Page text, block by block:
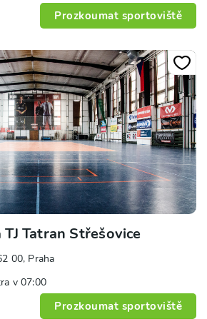
Prozkoumat sportoviště
Tatran Střešovice
00, Praha
v 07:00
Prozkoumat sportoviště